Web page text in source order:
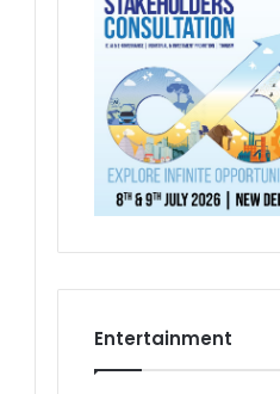
Entertainment